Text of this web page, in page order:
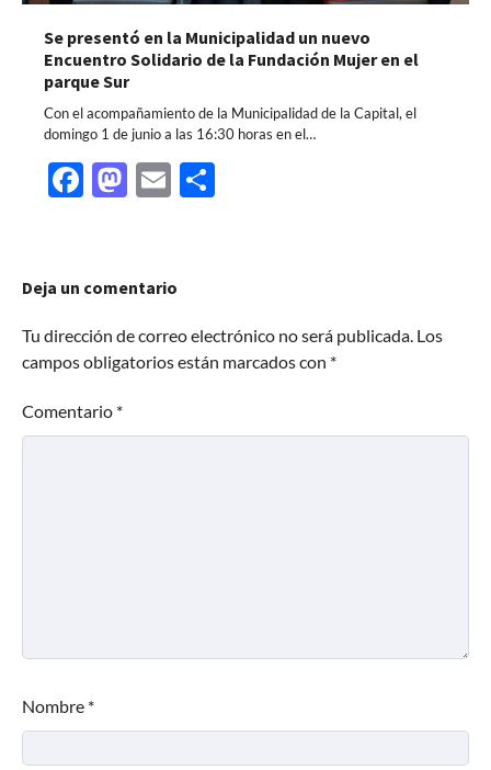
Se presentó en la Municipalidad un nuevo
Encuentro Solidario de la Fundación Mujer en el
parque Sur
Con el acompañamiento de la Municipalidad de la Capital, el
domingo 1 de junio a las 16:30 horas en el…
Facebook
Mastodon
Email
Deja un comentario
Tu dirección de correo electrónico no será publicada. Los
campos obligatorios están marcados con *
Comentario *
Nombre *